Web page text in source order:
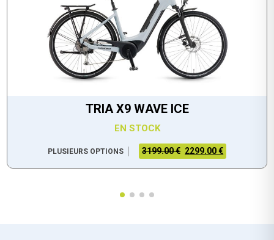
TRIA X9 WAVE ICE
EN STOCK
PLUSIEURS OPTIONS 3199.00 € 2299.00 €